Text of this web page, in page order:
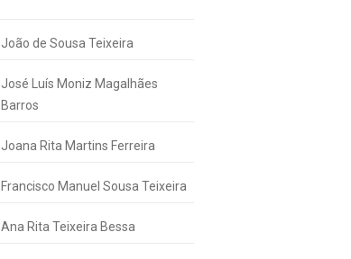
João de Sousa Teixeira
José Luís Moniz Magalhães
Barros
Joana Rita Martins Ferreira
Francisco Manuel Sousa Teixeira
Ana Rita Teixeira Bessa